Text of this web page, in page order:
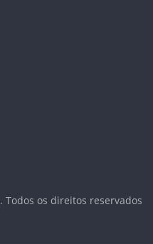
. Todos os direitos reservados